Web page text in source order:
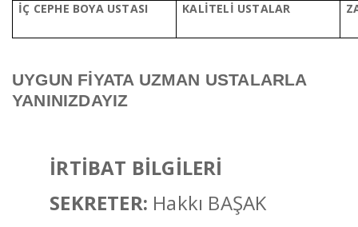
İÇ CEPHE BOYA USTASI KALİTELİ USTALAR
UYGUN FİYATA UZMAN USTALARLA
YANINIZDAYIZ
İRTİBAT BİLGİLERİ
SEKRETER: Hakkı BAŞAK